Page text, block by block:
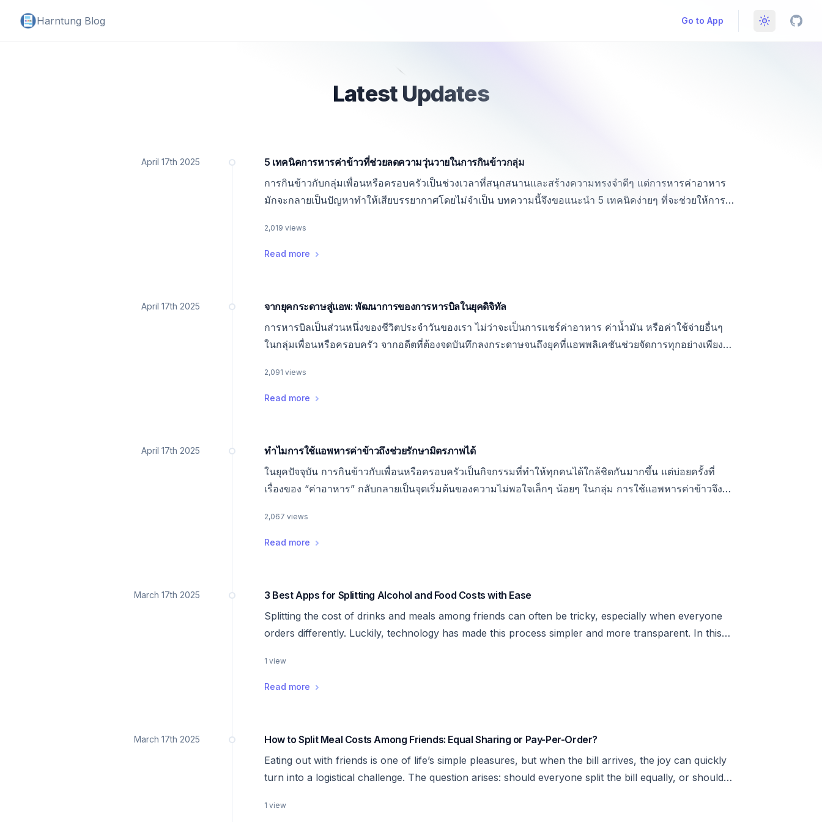
Harntung Blog Go to App Toggle
Latest Updates
5 เทคนิคการหารค่าข้าวที่ช่วยลดความวุ่นวายในการกินข้าวกลุ่ม
การกินข้าวกับกลุ่มเพื่อนหรือครอบครัวเป็นช่วงเวลาที่สนุกสนานและสร้างความทรงจำดีๆ แต่การหารค่าอาหาร
มักจะกลายเป็นปัญหาทำให้เสียบรรยากาศโดยไม่จำเป็น บทความนี้จึงขอแนะนำ 5 เทคนิคง่ายๆ ที่จะช่วยให้การ
2,019 views
Date
April 17th 2025
Read more 5 เทคนิคการหารค่าข้าวที่ช่วยลดความวุ่นวายในการกินข้าวกลุ่ม
จากยุคกระดาษสู่แอพ: พัฒนาการของการหารบิลในยุคดิจิทัล
การหารบิลเป็นส่วนหนึ่งของชีวิตประจำวันของเรา ไม่ว่าจะเป็นการแชร์ค่าอาหาร ค่าน้ำมัน หรือค่าใช้จ่ายอื่นๆ
ในกลุ่มเพื่อนหรือครอบครัว จากอดีตที่ต้องจดบันทึกลงกระดาษจนถึงยุคที่แอพพลิเคชันช่วยจัดการทุกอย่างเพียง
ด้วย
2,091 views
Date
April 17th 2025
Read more จากยุคกระดาษสู่แอพ: พัฒนาการของการหารบิลในยุคดิจิทัล
ทำไมการใช้แอพหารค่าข้าวถึงช่วยรักษามิตรภาพได้
ในยุคปัจจุบัน การกินข้าวกับเพื่อนหรือครอบครัวเป็นกิจกรรมที่ทำให้ทุกคนได้ใกล้ชิดกันมากขึ้น แต่บ่อยครั้งที่
เรื่องของ “ค่าอาหาร” กลับกลายเป็นจุดเริ่มต้นของความไม่พอใจเล็กๆ น้อยๆ ในกลุ่ม การใช้แอพหารค่าข้าวจึง
และเพื่อนได้อย่างมีประสิทธิภาพ
2,067 views
Date
April 17th 2025
Read more ทำไมการใช้แอพหารค่าข้าวถึงช่วยรักษามิตรภาพได้
3 Best Apps for Splitting Alcohol and Food Costs with Ease
Splitting the cost of drinks and meals among friends can often be tricky, especially when everyone
orders differently. Luckily, technology has made this process simpler and more transparent. In this
fairness and convenience for everyone.
1 view
Date
March 17th 2025
Read more 3 Best Apps for Splitting Alcohol and Food Costs with Ease
How to Split Meal Costs Among Friends: Equal Sharing or Pay-Per-Order?
Eating out with friends is one of life’s simple pleasures, but when the bill arrives, the joy can quickly
turn into a logistical challenge. The question arises: should everyone split the bill equally, or should
choice often depends on the group dynamic and the context of the meal. Let’s dive into the
1 view
Date
March 17th 2025